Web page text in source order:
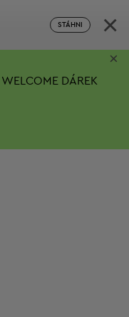
STÁHNI ×
WELCOME DÁREK
×